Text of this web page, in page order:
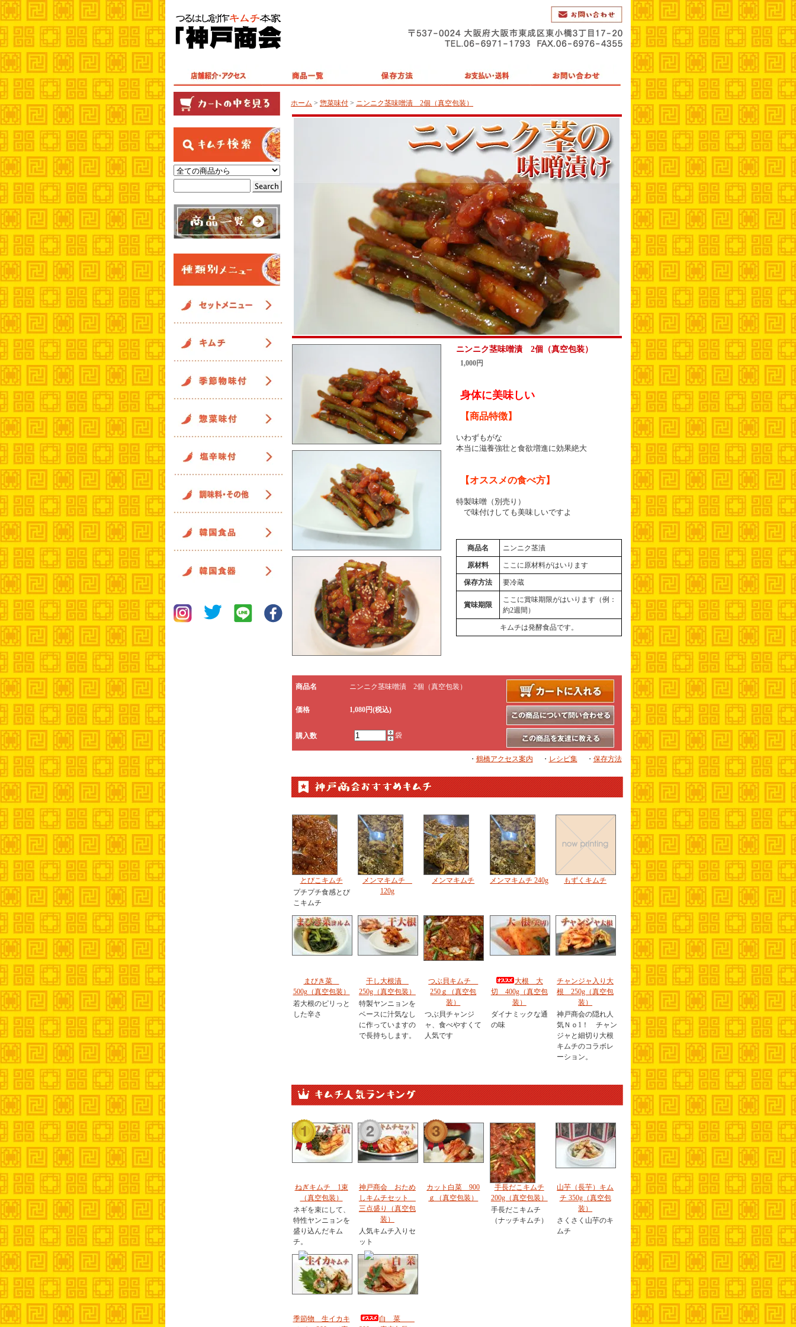
ホーム > 惣菜味付 > ニンニク茎味噌漬 2個（真空包装）
ニンニク茎味噌漬 2個（真空包装）
1,000円
身体に美味しい
【商品特徴】
いわずもがな
本当に滋養強壮と食欲増進に効果絶大
【オススメの食べ方】
特製味噌（別売り）
で味付けしても美味しいですよ
商品名 ニンニク茎漬
原材料 ここに原材料がはいります
保存方法 要冷蔵
賞味期限
ここに賞味期限がはいります（例：
約2週間）
キムチは発酵食品です。
商品名 ニンニク茎味噌漬 2個（真空包装）
価格 1,080円(税込)
購入数 袋
・ 鶴橋アクセス案内 ・ レシピ集・ 保存方法
とびこキムチ
プチプチ食感とび
こキムチ
メンマキムチ
120g
メンマキムチ メンマキムチ 240g もずくキムチ
まびき菜
500g（真空包装）
若大根のピリっと
した辛さ
干し大根漬
250g（真空包装）
特製ヤンニョンを
ベースに汁気なし
に作っていますの
で長持ちします。
つぶ貝キムチ
250ｇ（真空包
装）
つぶ貝チャンジ
ャ、食べやすくて
人気です
大根 大
切 400g（真空包
装）
ダイナミックな通
の味
チャンジャ入り大
根 250g（真空包
装）
神戸商会の隠れ人
気Ｎｏ1！ チャン
ジャと細切り大根
キムチのコラボレ
ーション。
ねぎキムチ 1束
（真空包装）
ネギを束にして、
特性ヤンニョンを
盛り込んだキム
チ。
神戸商会 おため
しキムチセット
三点盛り（真空包
装）
人気キムチ入りセ
ット
カット白菜 900
ｇ（真空包装）
手長だこキムチ
200g（真空包装）
手長だこキムチ
（ナッチキムチ）
山芋（長芋）キム
チ 350g（真空包
装）
さくさく山芋のキ
ムチ
季節物 生イカキ
白 菜